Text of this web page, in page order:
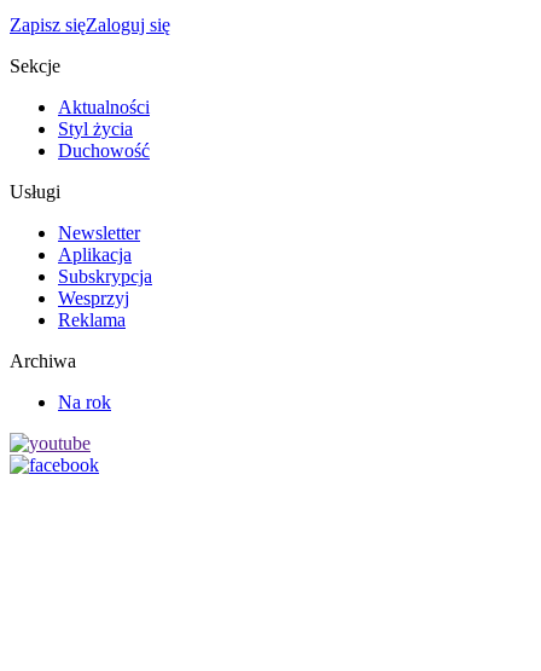
Zapisz sięZaloguj się
Sekcje
Aktualności
Styl życia
Duchowość
Usługi
Newsletter
Aplikacja
Subskrypcja
Wesprzyj
Reklama
Archiwa
Na rok